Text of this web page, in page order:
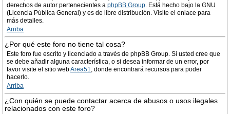
derechos de autor pertenecientes a phpBB Group. Está hecho bajo la GNU
(Licencia Pública General) y es de libre distribución. Visite el enlace para
más detalles.
Arriba
¿Por qué este foro no tiene tal cosa?
Este foro fue escrito y licenciado a través de phpBB Group. Si usted cree que
se debe añadir alguna característica, o si desea informar de un error, por
favor visite el sitio webArea51, donde encontrará recursos para poder
hacerlo.
Arriba
¿Con quién se puede contactar acerca de abusos o usos ilegales
relacionados con este foro?